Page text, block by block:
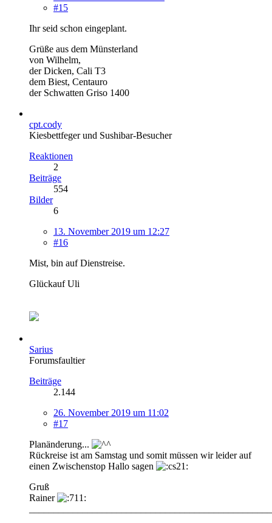
#15
Ihr seid schon eingeplant.
Grüße aus dem Münsterland
von Wilhelm,
der Dicken, Cali T3
dem Biest, Centauro
der Schwatten Griso 1400
cpt.cody
Kiesbettfeger und Sushibar-Besucher
Reaktionen
2
Beiträge
554
Bilder
6
13. November 2019 um 12:27
#16
Mist, bin auf Dienstreise.
Glückauf Uli
Sarius
Forumsfaultier
Beiträge
2.144
26. November 2019 um 11:02
#17
Planänderung...
Rückreise ist am Samstag und somit müssen wir leider auf
einen Zwischenstop Hallo sagen
Gruß
Rainer